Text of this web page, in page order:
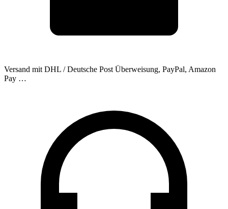
Versand mit DHL / Deutsche Post Überweisung, PayPal, Amazon
Pay …